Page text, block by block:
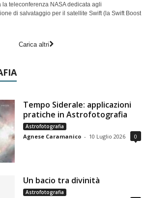
teleconferenza NASA dedicata agli
di salvataggio per il satellite Swift (la Swift Boost
Carica altri
Tempo Siderale: applicazioni
pratiche in Astrofotografia
Astrofotografia
Agnese Caramanico - 10 Luglio 2026 0
Un bacio tra divinità
Astrofotografia